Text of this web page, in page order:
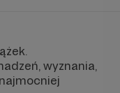
wyznania,